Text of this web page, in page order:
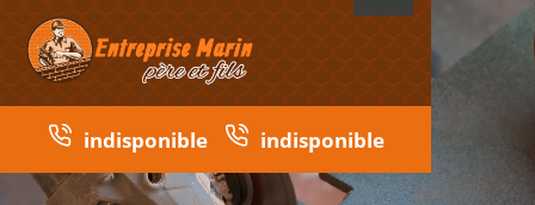
indisponible indisponible